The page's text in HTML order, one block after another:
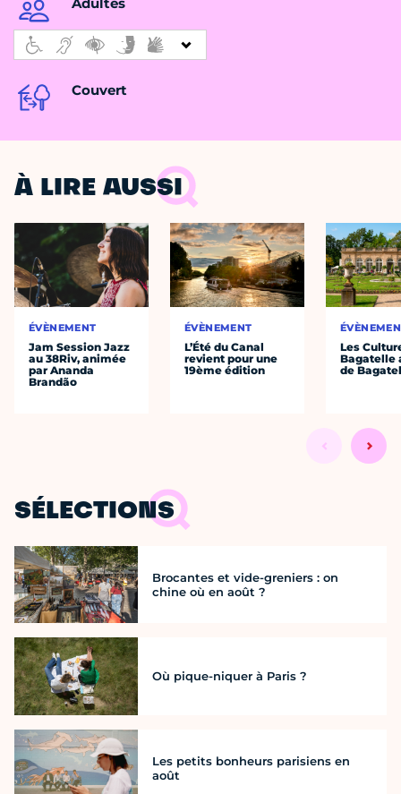
Couvert
À LIRE AUSSI
ÉVÈNEMENT
Jam Session Jazz
au 38Riv, animée
par Ananda
Brandão
ÉVÈNEMENT
L’Été du Canal
revient pour une
19ème édition
Les
Bagatelle
de
SÉLECTIONS
Brocantes et vide-greniers : on
chine où en août ?
Où pique-niquer à Paris ?
Les petits bonheurs parisiens en
août